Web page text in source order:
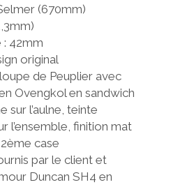
(670mm)
: 42mm
original
de Peuplier avec
Ovengkol en sandwich
sur l’aulne, teinte
l’ensemble, finition mat
case
par le client et
Duncan SH4 en